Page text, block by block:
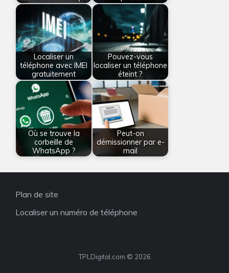
Localiser un
téléphone avec IMEI
gratuitement
Pouvez-vous
localiser un téléphone
éteint ?
Où se trouve la
corbeille de
WhatsApp ?
Peut-on
démissionner par e-
mail
Plan de site
Localiser un numéro de téléphone
TPLDigital.com © 2026